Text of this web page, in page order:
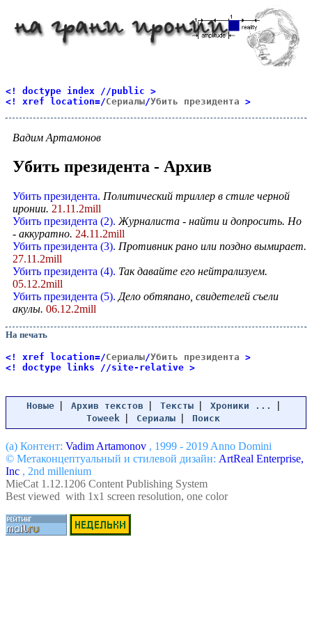
<! doctype index //public >
<! xref location=/Сериалы/Убить президента >
Вадим Артамонов
Убить президента - Архив
Убить президента. Политический триллер в стиле черной
иронии. 21.11.2mill
Убить президента (2). Журналиста - найти и допросить. Но
- аккуратно. 24.11.2mill
Убить президента (3). Противник рано или поздно вымирает.
27.11.2mill
Убить президента (4). Так давайте его нейтрализуем.
05.12.2mill
Убить президента (5). Дело обтяпано, свидетелей съели
акулы. 06.12.2mill
На печать
<! xref location=/Сериалы/Убить президента >
<! doctype links //site-relative >
Новые | Архив текстов | Тексты | Хроники ... |
Toweek | Сериалы | Поиск
(a) Контент: Vadim Artamonov , 1999 - 2019 Anno Domini
© Метаконцептуальный и стилевой дизайн: ArtReal Enterprise,
Inc , 2nd millenium
MieCat 1.12.1206 Content Publishing System
Best viewed with 1x1 screen resolution, one color